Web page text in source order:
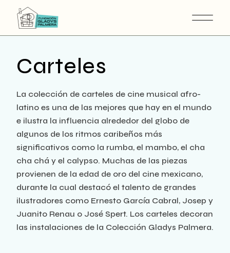
Carteles
La colección de carteles de cine musical afro-
latino es una de las mejores que hay en el mundo
e ilustra la influencia alrededor del globo de
algunos de los ritmos caribeños más
significativos como la rumba, el mambo, el cha
cha chá y el calypso. Muchas de las piezas
provienen de la edad de oro del cine mexicano,
durante la cual destacó el talento de grandes
ilustradores como Ernesto García Cabral, Josep y
Juanito Renau o José Spert. Los carteles decoran
las instalaciones de la Colección Gladys Palmera.